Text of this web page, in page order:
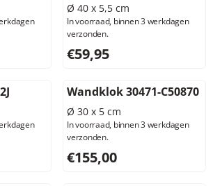
btw: 114,88
Ø 40 x 5,5 cm
In voorraad, binnen 3 werkdagen
verzonden.
Prijs: 59,95, exclusief btw:
€59,95
btw: 32,19
Wandklok 30471-C50870
Ø 30 x 5 cm
In voorraad, binnen 3 werkdagen
verzonden.
Prijs: 155,00, exclusief btw:
€155,00